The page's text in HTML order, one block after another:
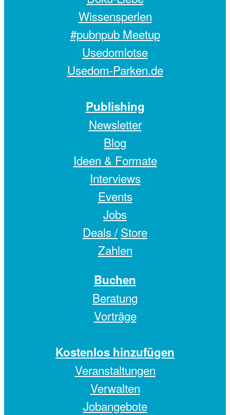
Wissensperlen
#pubnpub Meetup
Usedomlotse
Usedom-Parken.de
Publishing
Newsletter
Blog
Ideen & Formate
Interviews
Events
Jobs
Deals / Store
Zahlen
Buchen
Beratung
Vorträge
Kostenlos hinzufügen
Veranstaltungen
Verwalten
Jobangebote